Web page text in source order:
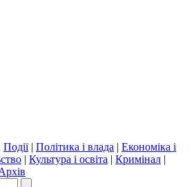
Події| Політика і влада | Економіка і
| Культура і освіта | Кримінал |